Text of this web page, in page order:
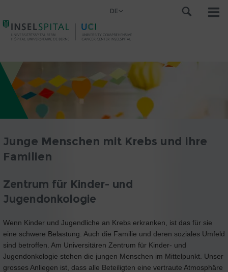
DE
Junge Menschen mit Krebs und ihre
Familien
Zentrum für Kinder- und
Jugendonkologie
Wenn Kinder und Jugendliche an Krebs erkranken, ist das für sie
eine schwere Belastung. Auch die Familie und deren soziales Umfeld
sind betroffen. Am Universitären Zentrum für Kinder- und
Jugendonkologie stehen die jungen Menschen im Mittelpunkt. Unser
grosses Anliegen ist, dass alle Beteiligten eine vertraute Atmosphäre